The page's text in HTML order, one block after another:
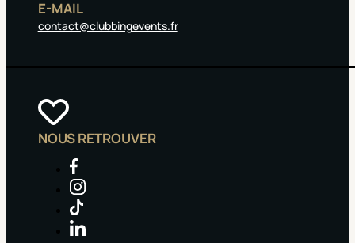
E-MAIL
contact@clubbingevents.fr
NOUS RETROUVER